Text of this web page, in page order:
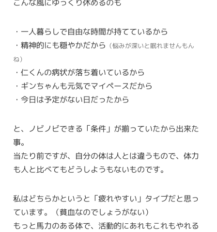
こんな風にゆっくり休めるのも
・一人暮らしで自由な時間が持てているから
・精神的にも穏やかだから （悩みが深いと眠れませんもん
ね）
・仁くんの病状が落ち着いているから
・ギンちゃんも元気でマイペースだから
・今日は予定がない日だったから
と、ノビノビできる「条件」が揃っていたから出来た
事。
当たり前ですが、自分の体は人とは違うもので、体力
も人と比べてもどうしようもないものです。
私はどちらかというと「疲れやすい」タイプだと思っ
ています。（貧血なのでしょうがない）
もっと馬力のある体で、活動的にあれもこれもやれる